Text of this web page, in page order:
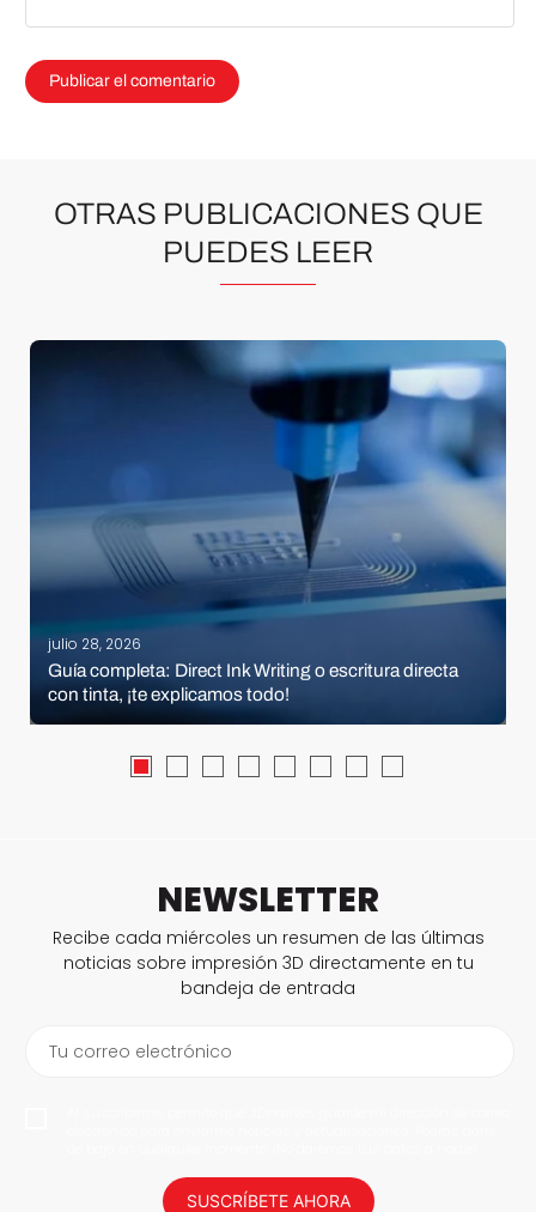
OTRAS PUBLICACIONES QUE
PUEDES LEER
julio 28, 2026
Guía completa: Direct Ink Writing o escritura directa
con tinta, ¡te explicamos todo!
NEWSLETTER
Recibe cada miércoles un resumen de las últimas
noticias sobre impresión 3D directamente en tu
bandeja de entrada
Tu correo electrónico
SUSCRÍBETE AHORA